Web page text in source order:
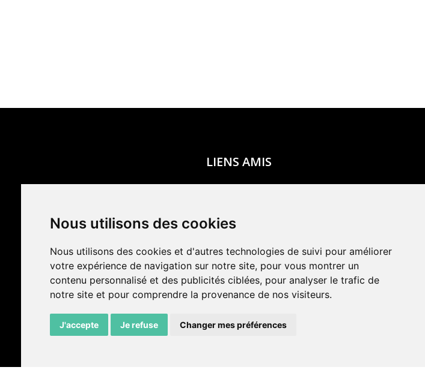
Nous utilisons des cookies
Nous utilisons des cookies et d'autres technologies de suivi pour améliorer
votre expérience de navigation sur notre site, pour vous montrer un
contenu personnalisé et des publicités ciblées, pour analyser le trafic de
notre site et pour comprendre la provenance de nos visiteurs.
J'accepte Je refuse Changer mes préférences
LIENS AMIS